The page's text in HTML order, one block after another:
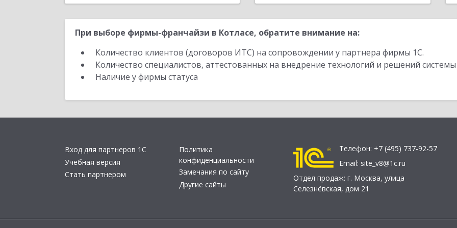
При выборе фирмы-франчайзи в Котласе, обратите внимание на:
Количество клиентов (договоров ИТС) на сопровождении у партнера фирмы 1С.
Количество специалистов, аттестованных на внедрение технологий и решений
Наличие у фирмы статуса
Вход для партнеров 1С
Учебная версия
Стать партнером
Политика
конфиденциальности
Замечания по сайту
Другие сайты
Телефон: +7 (495) 737-92-57
Email: site_v8@1c.ru
Отдел продаж: г. Москва, улица
Селезнёвская, дом 21